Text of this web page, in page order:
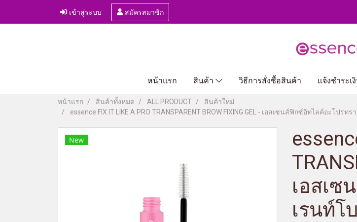
เข้าสู่ระบบ สมัครสมาชิก
หน้าแรก สินค้า วิธีการสั่งซื้อสินค้า แจ้งชำระเ
หน้าแรก สินค้าทั้งหมด ALL PRODUCT
สินค้าใหม่
essence FIX IT LIKE A PRO TRANSPARENT BROW FIXING GEL - เอสเซนส์ฟิกซ์อิทไลค์อะโปร
New
เอสเซ
เรนท์โ